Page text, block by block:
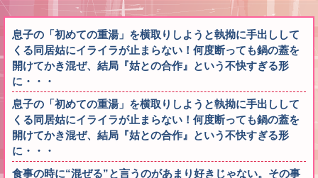
息子の「初めての重湯」を横取りしようと執拗に手出しして
くる同居姑にイライラが止まらない！何度断っても鍋の蓋を
開けてかき混ぜ、結局『姑との合作』という不快すぎる形
に・・・
息子の「初めての重湯」を横取りしようと執拗に手出しして
くる同居姑にイライラが止まらない！何度断っても鍋の蓋を
開けてかき混ぜ、結局『姑との合作』という不快すぎる形
に・・・
食事の時に“混ぜる”と言うのがあまり好きじゃない。その事